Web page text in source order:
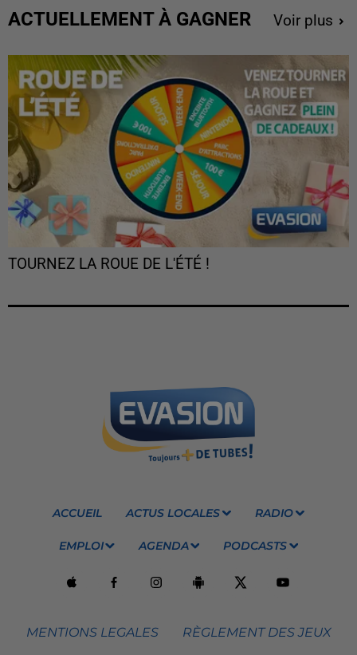
ACTUELLEMENT À GAGNER Voir plus
TOURNEZ LA ROUE DE L'ÉTÉ !
ACCUEIL ACTUS LOCALES RADIO
EMPLOI AGENDA PODCASTS
MENTIONS LEGALES RÈGLEMENT DES JEUX